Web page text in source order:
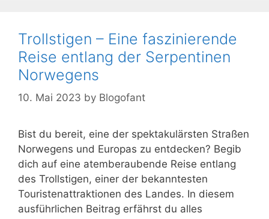
Trollstigen – Eine faszinierende
Reise entlang der Serpentinen
Norwegens
10. Mai 2023 by Blogofant
Bist du bereit, eine der spektakulärsten Straßen
Norwegens und Europas zu entdecken? Begib
dich auf eine atemberaubende Reise entlang
des Trollstigen, einer der bekanntesten
Touristenattraktionen des Landes. In diesem
ausführlichen Beitrag erfährst du alles